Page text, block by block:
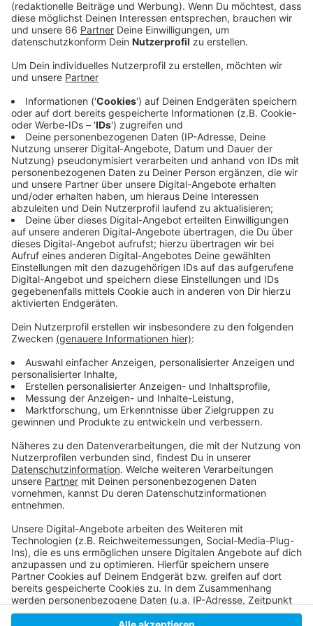
wieder gesperrt, um Auto-Poser fernzuhalten.
Veröffentlicht:Sonntag, 25.07.2021 10:12
Anzeige
Ab 11 Uhr kontrollieren Mitarbeiter der Stadt, wer mit
dem Auto auf die Straße zum Rheinufer fahren will.
Auch Touristen, die nur einen Parkplatz suchen,
werden wieder weggeschickt. Freie Fahrt haben nur
Anwohner und ihre Besucher sowie Busse, Taxen und
Rettungsdienste. Für alle anderen bleibt die Zufahrt
zum Mannesmannufer von der Harold- und der Neusser
Straße noch bis in die Nacht gesperrt.
Hier informiert die Stadt
Auto-Poser: Auch am letzten Wochenende war das
Mannesmannufer gesperrt
Anzeige
Anzeige